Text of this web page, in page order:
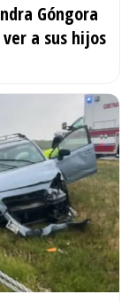
Góngora
a sus hijos